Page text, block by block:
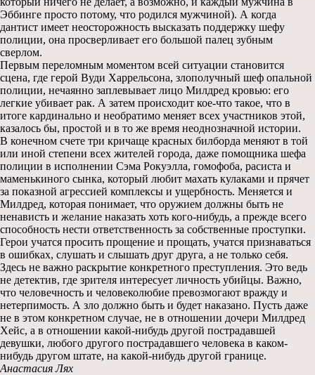
Эббинге просто потому, что родился мужчиной). А когда
дантист имеет неосторожность высказать поддержку шефу
полиции, она просверливает его большой палец зубным
сверлом.
Первым переломным моментом всей ситуации становится
сцена, где герой Вуди Харрельсона, злополучный шеф опальной
полиции, нечаянно заплевывает лицо Милдред кровью: его
легкие убивает рак. А затем происходит кое-что такое, что в
итоге кардинально и необратимо меняет всех участников этой,
казалось бы, простой и в то же время неоднозначной истории.
В конечном счете три кричаще красных билборда меняют в той
или иной степени всех жителей города, даже помощника шефа
полиции в исполнении Сэма Рокуэлла, гомофоба, расиста и
маменькиного сынка, который любит махать кулаками и прячет
за показной агрессией комплексы и ущербность. Меняется и
Милдред, которая понимает, что оружием должны быть не
ненависть и желание наказать хоть кого-нибудь, а прежде всего
способность нести ответственность за собственные проступки.
Герои учатся просить прощение и прощать, учатся признаваться
в ошибках, слушать и слышать друг друга, а не только себя.
Здесь не важно раскрытие конкретного преступления. Это ведь
не детектив, где зрителя интересует личность убийцы. Важно,
что человечность и человеколюбие превозмогают вражду и
нетерпимость. А зло должно быть и будет наказано. Пусть даже
не в этом конкретном случае, не в отношении дочери Милдред
Хейс, а в отношении какой-нибудь другой пострадавшей
девушки, любого другого пострадавшего человека в каком-
нибудь другом штате, на какой-нибудь другой границе.
Анастасия Лях